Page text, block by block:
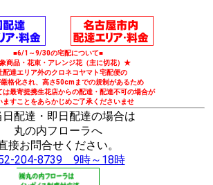
■6/1～9/30の宅配について■
商品・花束・アレンジ花（主に切花）★
配達エリア外のクロネコヤマト宅配便の
格化され、高さ50cmまでの規制があるため
は最寄提携生花店からの配達・配達不可の場合が
ますことをあらかじめご了承くださいませ
配達・即日配達の場合は
丸の内フローラへ
接お問合せください。
204-8739 9時～18時